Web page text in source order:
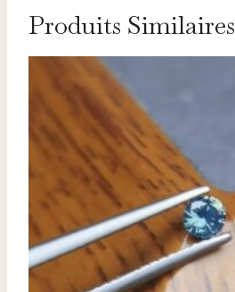
Produits Similaires